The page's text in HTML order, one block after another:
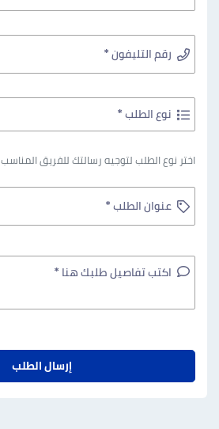
رقم التليفون *
نوع الطلب *
اختر نوع الطلب لتوجيه رسالتك للفريق المناسب
عنوان الطلب *
اكتب تفاصيل طلبك هنا *
إرسال الطلب